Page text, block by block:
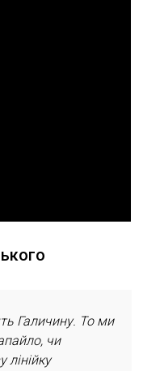
Галичину. То ми
чи